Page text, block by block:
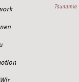
Tsunamie